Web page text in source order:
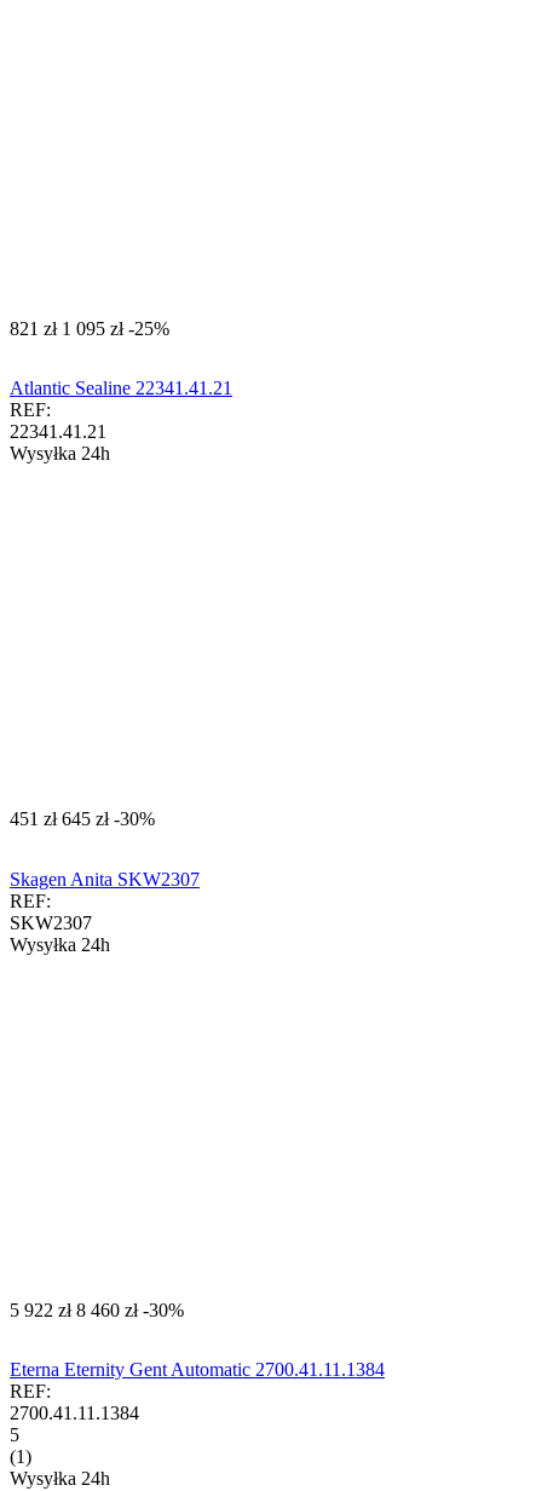
‍821‍ zł ‍1 095‍ zł -25%
Atlantic Sealine 22341.41.21
REF:
22341.41.21
Wysyłka 24h
‍451‍ zł ‍645‍ zł -30%
Skagen Anita SKW2307
REF:
SKW2307
Wysyłka 24h
‍5 922‍ zł ‍8 460‍ zł -30%
Eterna Eternity Gent Automatic 2700.41.11.1384
REF:
2700.41.11.1384
5
(1)
Wysyłka 24h